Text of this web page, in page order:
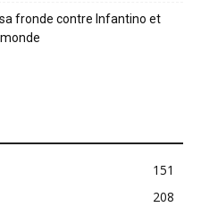
sa fronde contre Infantino et
151
208